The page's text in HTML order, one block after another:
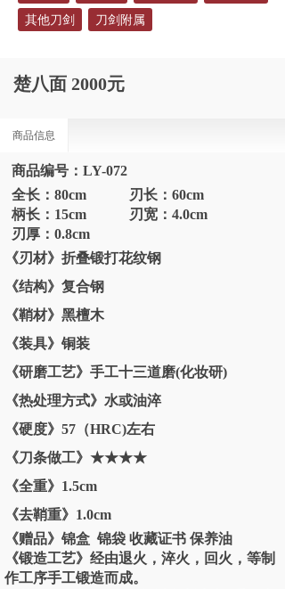
其他刀剑
刀剑附属
楚八面 2000元
商品信息
商品编号：LY-072
全长：80cm 刃长：60cm
柄长：15cm 刃宽：4.0cm
刃厚：0.8cm
《刃材》折叠锻打花纹钢
《结构》复合钢
《鞘材》黑檀木
《装具》铜装
《研磨工艺》手工十三道磨(化妆研)
《热处理方式》水或油淬
《硬度》57（HRC)左右
《刀条做工》★★★★
《全重》1.5cm
《去鞘重》1.0cm
《赠品》锦盒 锦袋 收藏证书 保养油
《锻造工艺》经由退火，淬火，回火，等制
作工序手工锻造而成。